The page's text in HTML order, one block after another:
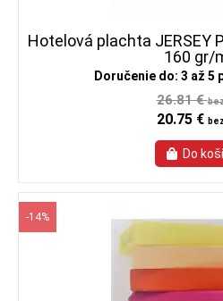
Hotelová plachta JERSEY
160 gr/
Doručenie do: 3 až 5
26.81 €
20.75 €
-14%